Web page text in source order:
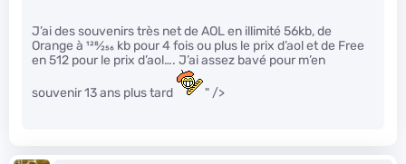
J’ai des souvenirs très net de AOL en illimité 56kb, de
Orange à 128⁄256 kb pour 4 fois ou plus le prix d’aol et de Free
en 512 pour le prix d’aol…. J’ai assez bavé pour m’en
souvenir 13 ans plus tard " />